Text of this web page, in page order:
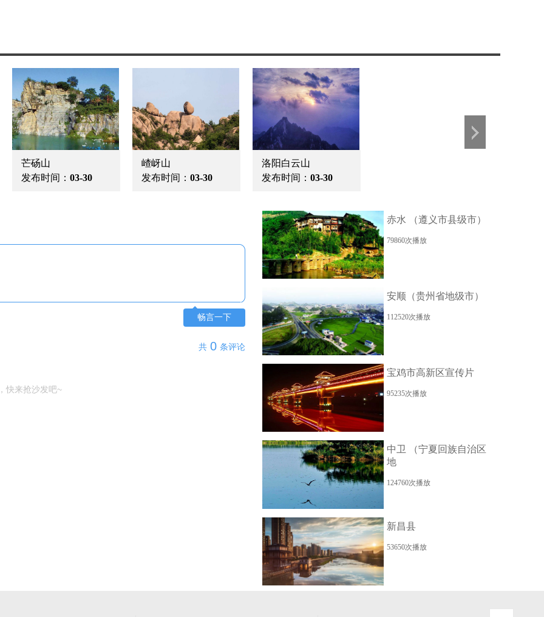
芒砀山
发布时间： 03-30
嵖岈山
发布时间： 03-30
洛阳白云山
发布时间： 03-30
畅言一下
共 0 条评论
快来抢沙发吧~
赤水 （遵义市县级市）
79860次播放
安顺（贵州省地级市）
112520次播放
宝鸡市高新区宣传片
95235次播放
中卫 （宁夏回族自治区
地
124760次播放
新昌县
53650次播放